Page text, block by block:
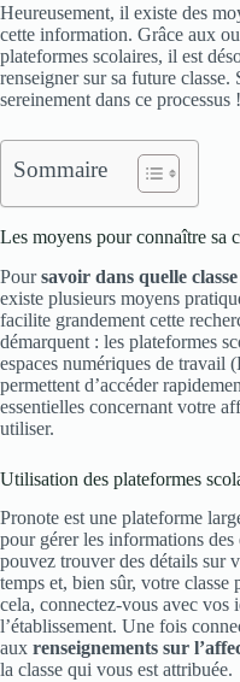
Heureusement, il existe des
cette information. Grâce aux
plateformes scolaires, il est
renseigner sur sa future
sereinement dans ce processus !
Sommaire
Les moyens pour connaître sa
Poursavoir dans quelle
existe plusieurs moyens
facilite grandement cette
démarquent : les plateformes
espaces numériques de travail
permettent d’accéder
essentielles concernant votre
utiliser.
Utilisation des plateformes
Pronote est une plateforme
pour gérer les informations
pouvez trouver des détails sur
temps et, bien sûr, votre classe
cela, connectez-vous avec vos
l’établissement. Une fois
aux renseignements sur
la classe qui vous est attribuée.